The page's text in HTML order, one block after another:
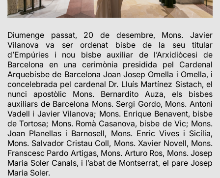
Diumenge passat, 20 de desembre, Mons. Javier
Vilanova va ser ordenat bisbe de la seu titular
d’Empúries i nou bisbe auxiliar de l’Arxidiòcesi de
Barcelona en una cerimònia presidida pel Cardenal
Arquebisbe de Barcelona Joan Josep Omella i Omella, i
concelebrada pel cardenal Dr. Lluís Martínez Sistach, el
nunci apostòlic Mons. Bernardito Auza, els bisbes
auxiliars de Barcelona Mons. Sergi Gordo, Mons. Antoni
Vadell i Javier Vilanova; Mons. Enrique Benavent, bisbe
de Tortosa; Mons. Romà Casanova, bisbe de Vic; Mons.
Joan Planellas i Barnosell, Mons. Enric Vives i Sicília,
Mons. Salvador Cristau Coll, Mons. Xavier Novell, Mons.
Franscesc Pardo Artigas, Mons. Arturo Ros, Mons. Josep
Maria Soler Canals, i l’abat de Montserrat, el pare Josep
Maria Soler.